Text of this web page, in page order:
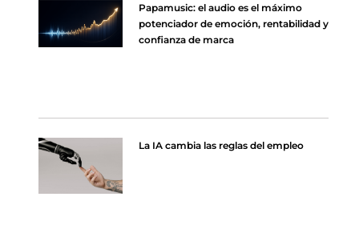
Papamusic: el audio es el máximo
potenciador de emoción, rentabilidad y
confianza de marca
La IA cambia las reglas del empleo